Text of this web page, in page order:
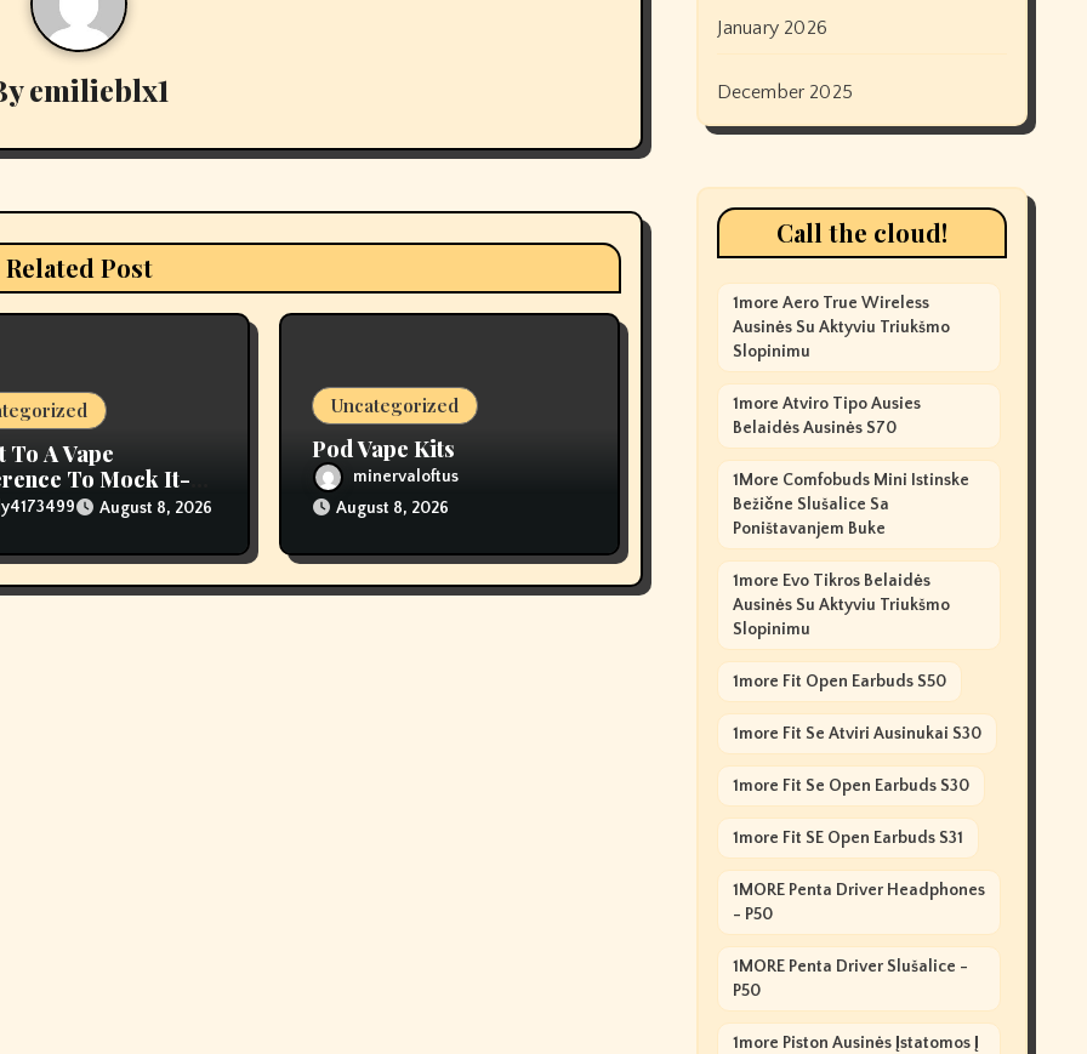
emilieblx1
Related Post
To A Vape
To Mock It-
Vapers Changed
August 8, 2026
Uncategorized
Pod Vape Kits
minervaloftus
August 8, 2026
January 2026
December 2025
Call the cloud!
1more Aero True Wireless
Ausinės Su Aktyviu Triukšmo
Slopinimu
1more Atviro Tipo Ausies
Belaidės Ausinės S70
1More Comfobuds Mini Istinske
Bežične Slušalice Sa
Poništavanjem Buke
1more Evo Tikros Belaidės
Ausinės Su Aktyviu Triukšmo
Slopinimu
1more Fit Open Earbuds S50
1more Fit Se Atviri Ausinukai S30
1more Fit Se Open Earbuds S30
1more Fit SE Open Earbuds S31
1MORE Penta Driver Headphones
- P50
1MORE Penta Driver Slušalice -
P50
1more Piston Ausinės Įstatomos Į